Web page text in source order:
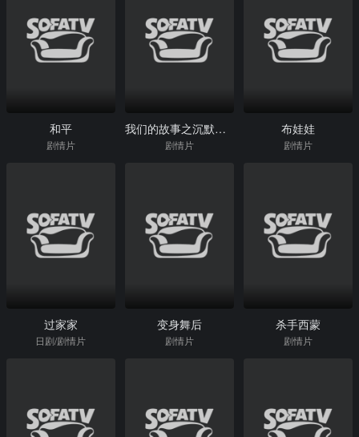
和平
剧情片
我们的故事之沉默的年代
剧情片
布娃娃
剧情片
过家家
日剧/剧情片
变身舞后
剧情片
杀手西蒙
剧情片